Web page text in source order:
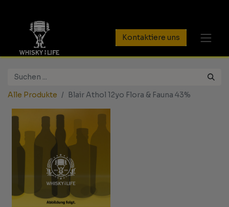
Kontaktiere uns
Alle Produkte Blair Athol 12yo Flora & Fauna 43%